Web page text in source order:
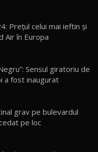
AutoBlog.MD
Performant și Confortabil
Moldova / AutoBlog.MD
Defender Testat în
Prețul celui mai ieftin și
Air în Europa
Sensul giratoriu de
a fost inaugurat
grav pe bulevardul
pe loc